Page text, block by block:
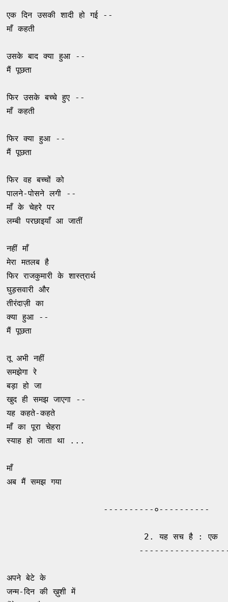
एक दिन उसकी शादी हो गई --
माँ कहती
उसके बाद क्या हुआ --
मैं पूछता
फिर उसके बच्चे हुए --
माँ कहती
फिर क्या हुआ --
मैं पूछता
फिर वह बच्चों को
पालने-पोसने लगी --
माँ के चेहरे पर
लम्बी परछाइयाँ आ जातीं
नहीं माँ
मेरा मतलब है
फिर राजकुमारी के शास्त्रार्थ
घुड़सवारी और
तीरंदाज़ी का
क्या हुआ --
मैं पूछता
तू अभी नहीं
समझेगा रे
बड़ा हो जा
खुद ही समझ जाएगा --
यह कहते-कहते
माँ का पूरा चेहरा
स्याह हो जाता था ...
माँ
अब मैं समझ गया
                   ----------०----------
                           2. यह सच है : एक
अपने बेटे के
जन्म-दिन की ख़ुशी में